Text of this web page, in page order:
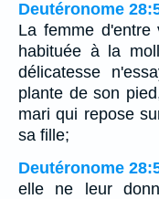
Deutéronome
La femme
habituée à la
délicatesse
plante de son
mari qui repose
sa fille;
Deutéronome
elle ne leur